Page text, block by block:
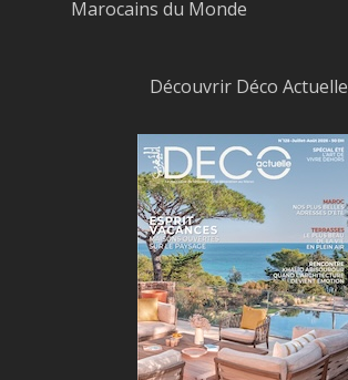
Marocains du Monde
Découvrir Déco Actuelle